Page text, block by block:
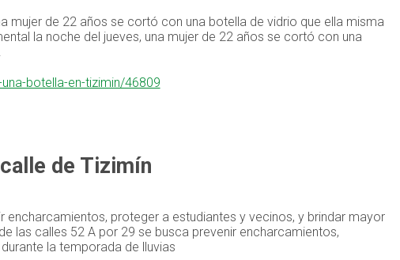
mujer de 22 años se cortó con una botella de vidrio que ella misma
la noche del jueves, una mujer de 22 años se cortó con una
botella-en-tizimin/46809
de Tizimín
proteger a estudiantes y vecinos, y brindar mayor
las calles 52 A por 29 se busca prevenir encharcamientos,
la temporada de lluvias